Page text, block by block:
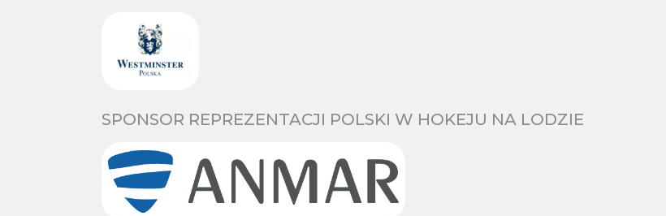
SPONSOR REPREZENTACJI POLSKI W HOKEJU NA LODZIE